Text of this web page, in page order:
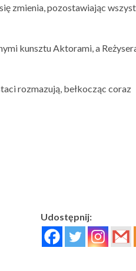
zmienia, pozostawiając
kunsztu Aktorami, a
rozmazują, bełkocząc coraz
Udostępnij: